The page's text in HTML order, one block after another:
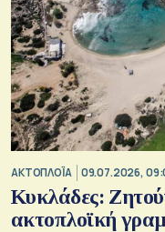
ΑΚΤΟΠΛΟΪΑ 09.07.2026,
Κυκλάδες:
ακτοπλοϊκή